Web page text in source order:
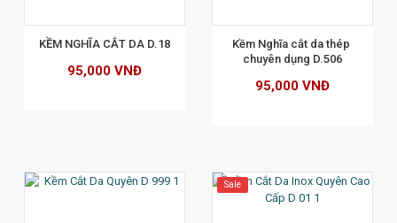
KỀM NGHĨA CẮT DA D.18
95,000 VNĐ
Kềm Nghĩa cắt da thép
chuyên dụng D.506
95,000 VNĐ
Sale